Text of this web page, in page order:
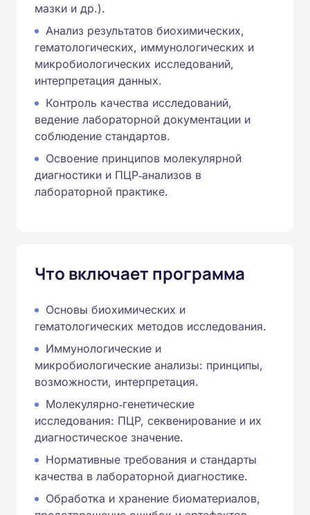
мазки и др.).
Анализ результатов биохимических,
гематологических, иммунологических и
микробиологических исследований,
интерпретация данных.
Контроль качества исследований,
ведение лабораторной документации и
соблюдение стандартов.
Освоение принципов молекулярной
диагностики и ПЦР‑анализов в
лабораторной практике.
Что включает программа
Основы биохимических и
гематологических методов исследования.
Иммунологические и
микробиологические анализы: принципы,
возможности, интерпретация.
Молекулярно‑генетические
исследования: ПЦР, секвенирование и их
диагностическое значение.
Нормативные требования и стандарты
качества в лабораторной диагностике.
Обработка и хранение биоматериалов,